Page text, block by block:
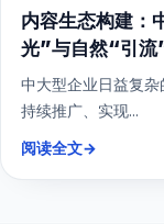
内容生态构建：
光”与自然“引流
中大型企业日益复
持续推广、实现...
阅读全文→